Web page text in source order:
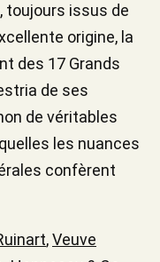
toujours issus de
origine, la
des 17 Grands
de ses
de véritables
les nuances
confèrent
,Veuve